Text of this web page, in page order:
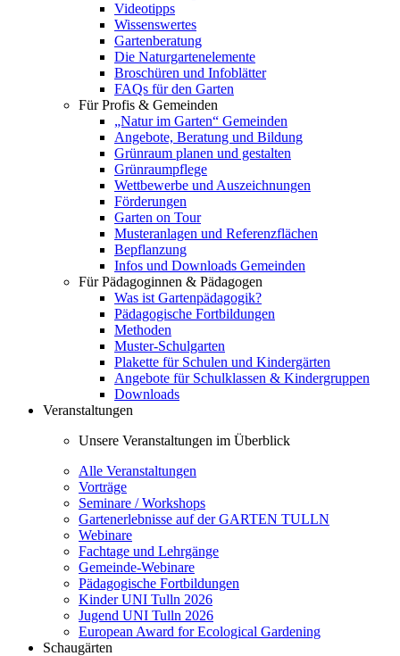
Videotipps
Wissenswertes
Gartenberatung
Die Naturgartenelemente
Broschüren und Infoblätter
FAQs für den Garten
Für Profis & Gemeinden
„Natur im Garten“ Gemeinden
Angebote, Beratung und Bildung
Grünraum planen und gestalten
Grünraumpflege
Wettbewerbe und Auszeichnungen
Förderungen
Garten on Tour
Musteranlagen und Referenzflächen
Bepflanzung
Infos und Downloads Gemeinden
Für Pädagoginnen & Pädagogen
Was ist Gartenpädagogik?
Pädagogische Fortbildungen
Methoden
Muster-Schulgarten
Plakette für Schulen und Kindergärten
Angebote für Schulklassen & Kindergruppen
Downloads
Veranstaltungen
Unsere Veranstaltungen im Überblick
Alle Veranstaltungen
Vorträge
Seminare / Workshops
Gartenerlebnisse auf der GARTEN TULLN
Webinare
Fachtage und Lehrgänge
Gemeinde-Webinare
Pädagogische Fortbildungen
Kinder UNI Tulln 2026
Jugend UNI Tulln 2026
European Award for Ecological Gardening
Schaugärten